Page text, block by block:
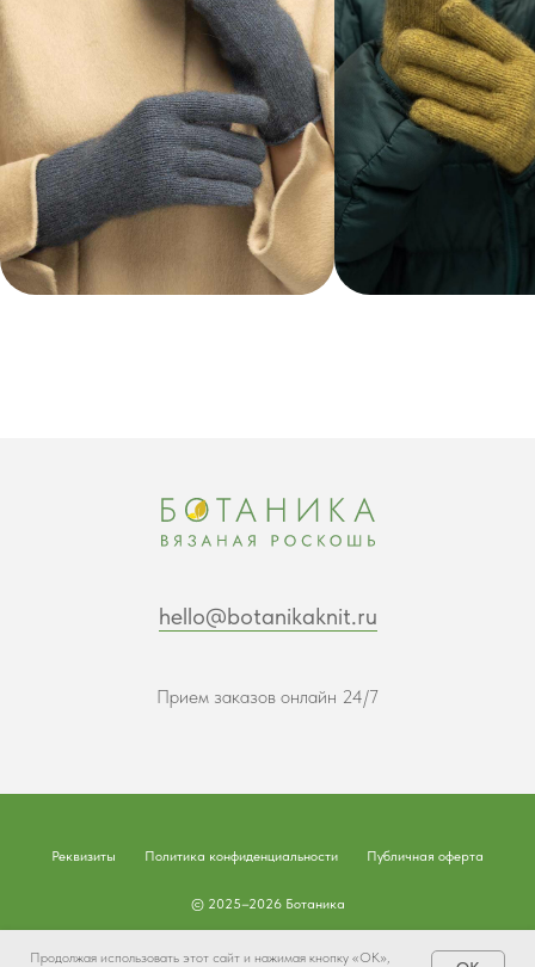
hello@botanikaknit.ru
Прием заказов онлайн 24/7
Реквизиты Политика конфиденциальности Публичная оферта
© 2025–2026 Ботаника
Продолжая использовать этот сайт и нажимая кнопку «ОК»,